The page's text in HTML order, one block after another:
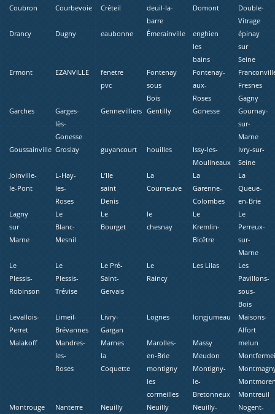
Coubron
Courbevoie Créteil
deuil-la-
barre
Domont
Double-
Vitrage
Drancy
Dugny eaubonne Émerainville
enghien
les
bains
épinay
sur
Seine
Ermont
EZANVILLE
fenetre
pvc
Fontenay
sous
Bois
Fontenay-
aux-
Roses
Fresnes
Gagny
Garches
Garges-
lès-
Gonesse
Gennevilliers Gentilly Gonesse
Gournay-
sur-
Marne
Goussainville Groslay guyancourt houilles
Issy-les-
Moulineaux
Ivry-sur-
Seine
Joinville-
le-Pont
L-Hay-
les-
Roses
L’Ile
saint
Denis
La
Courneuve
La
Garenne-
Colombes
La
Queue-
en-Brie
Lagny
sur
Marne
Le
Blanc-
Mesnil
Le
Bourget
le
chesnay
Le
Kremlin-
Bicêtre
Le
Perreux-
sur-
Marne
Le
Plessis-
Robinson
Le
Plessis-
Trévise
Le Pré-
Saint-
Gervais
Le
Raincy
Les Lilas
Les
Pavillons-
sous-
Bois
Levallois-
Perret
Limeil-
Brévannes
Livry-
Gargan
Lognes longjumeau
Maisons-
Alfort
Malakoff
Mandres-
les-
Roses
Marnes
la
Coquette
Marolles-
en-Brie
Massy
melun
Meudon
montigny
les
cormeilles
Montigny-
le-
Bretonneux
Montreuil
Montrouge
Nanterre
Neuilly
Neuilly
Neuilly-
Nogent-